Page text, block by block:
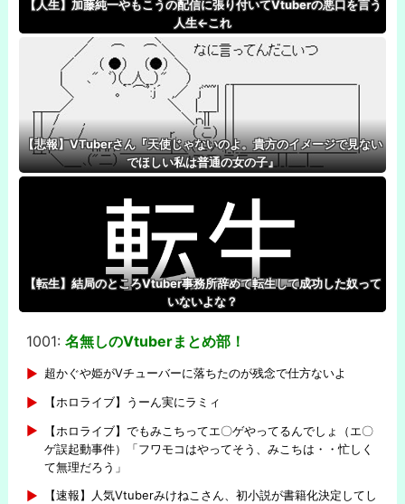
【人生】加藤純一やもこうの配信に張り付いてVtuberの悪口を言う
人生←これ
【悲報】VTuberさん『天使じゃないのよ。貴方のイメージで見ない
でほしい私は普通の女の子』
【転生】結局のところVtuber事務所辞めて転生して成功した奴って
いないよな？
1001: 名無しのVtuberまとめ部！
超かぐや姫がVチューバーに落ちたのが残念で仕方ないよ
【ホロライブ】うーん実にラミィ
【ホロライブ】でもみこちってエ〇ゲやってるんでしょ（エ〇
ゲ誤起動事件）「フワモコはやってそう、みこちは・・忙しく
て無理だろう」
【速報】人気Vtuberみけねこさん、初小説が書籍化決定してし